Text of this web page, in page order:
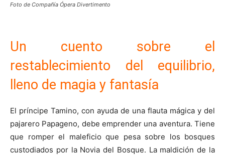
Foto de Compañía Ópera Divertimento
Un cuento sobre el
restablecimiento del equilibrio,
lleno de magia y fantasía
El príncipe Tamino, con ayuda de una flauta mágica y del
pajarero Papageno, debe emprender una aventura. Tiene
que romper el maleficio que pesa sobre los bosques
custodiados por la Novia del Bosque. La maldición de la